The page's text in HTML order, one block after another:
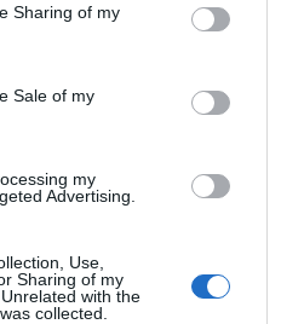
Sharing of my
Sale of my
my
Advertising.
Use,
Sharing of my
with the
collected.
vía oral, tiene un marcado efecto